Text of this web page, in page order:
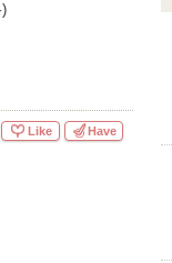
Like Have